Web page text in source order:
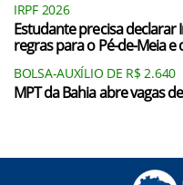
IRPF 2026
Estudante precisa declarar
regras para o Pé-de-Meia
BOLSA-AUXÍLIO DE R$ 2.640
MPT da Bahia abre vagas